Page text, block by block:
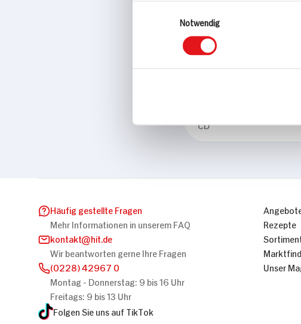
Einwilligungsauswahl
Eigenschaften
CD
Häufig gestellte Fragen
Mehr Informationen in unserem FAQ
kontakt
hit.de
Wir beantworten gerne Ihre Fragen
(0228) 42967 0
Montag - Donnerstag: 9 bis 16 Uhr
Freitags: 9 bis 13 Uhr
Folgen Sie uns auf TikTok
Rezepte
Unser